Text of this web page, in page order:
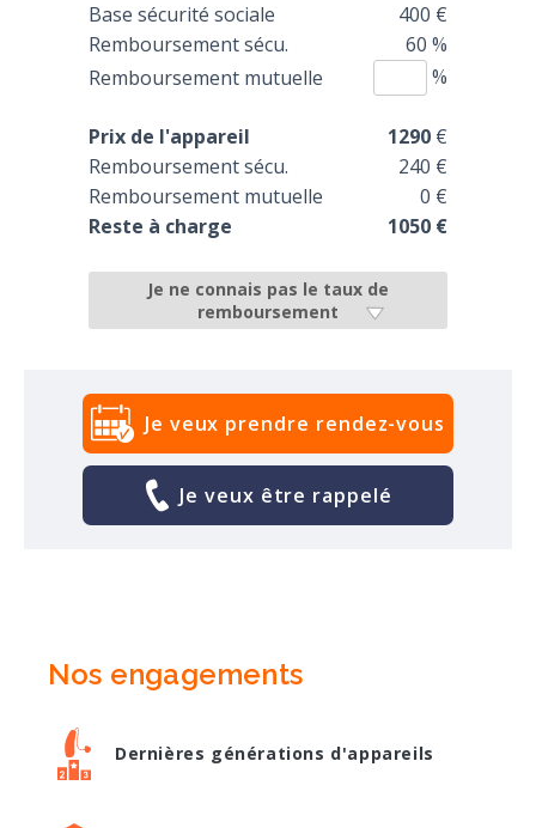
Base sécurité sociale
400 €
Remboursement sécu.
60 %
Remboursement mutuelle
%
Prix de l'appareil 1290 €
Remboursement sécu.
240 €
Remboursement mutuelle
0 €
Reste à charge
1050 €
Je ne connais pas le taux de
remboursement
Je veux prendre rendez-vous
Je veux être rappelé
Nos engagements
Dernières générations d'appareils